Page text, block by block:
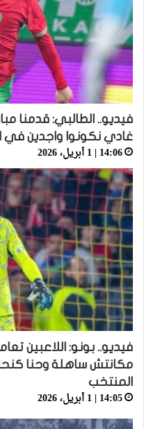
فيديو.. الطالبي: قدمنا
غادي نكونوا واجدين في
14:06 | 1 أبريل، 2026
فيديو.. بونو: اللاعبين
مكانتش ساهلة وحنا
المنتخب
14:05 | 1 أبريل، 2026